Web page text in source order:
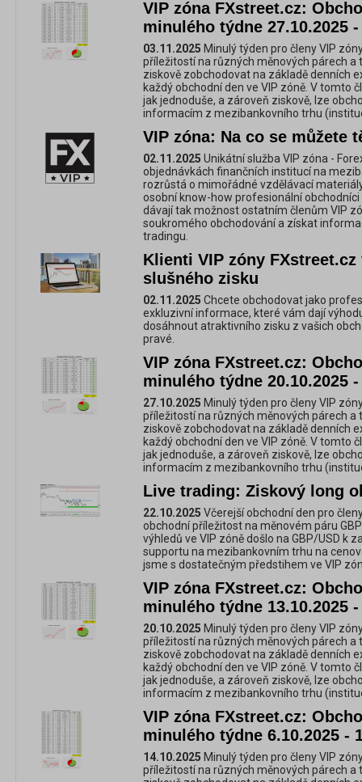
VIP zóna FXstreet.cz:
minulého týdne 27.10.2025 -
03.11.2025 Minulý týden pro členy VIP
příležitostí na různých měnových párech a
ziskově zobchodovat na základě denních
každý obchodní den ve VIP zóně. V tomto
jak jednoduše, a zároveň ziskově, lze
informacím z mezibankovního trhu
VIP zóna: Na co se můžete
02.11.2025 Unikátní služba VIP zóna -
objednávkách finančních institucí na
rozrůstá o mimořádné vzdělávací
osobní know-how profesionální
dávají tak možnost ostatním členům VIP
soukromého obchodování a získat
tradingu.
Klienti VIP zóny
slušného zisku
02.11.2025 Chcete obchodovat jako
exkluzivní informace, které vám dají
dosáhnout atraktivního zisku z vašich
pravé.
VIP zóna FXstreet.cz:
minulého týdne 20.10.2025 -
27.10.2025 Minulý týden pro členy VIP
příležitostí na různých měnových párech a
ziskově zobchodovat na základě denních
každý obchodní den ve VIP zóně. V tomto
jak jednoduše, a zároveň ziskově, lze
informacím z mezibankovního trhu
Live trading: Ziskový long
22.10.2025 Včerejší obchodní den pro
obchodní příležitost na měnovém páru
výhledů ve VIP zóně došlo na GBP/USD k
supportu na mezibankovním trhu na
jsme s dostatečným předstihem ve VIP
VIP zóna FXstreet.cz:
minulého týdne 13.10.2025 -
20.10.2025 Minulý týden pro členy VIP
příležitostí na různých měnových párech a
ziskově zobchodovat na základě denních
každý obchodní den ve VIP zóně. V tomto
jak jednoduše, a zároveň ziskově, lze
informacím z mezibankovního trhu
VIP zóna FXstreet.cz:
minulého týdne 6.10.2025 -
14.10.2025 Minulý týden pro členy VIP
příležitostí na různých měnových párech a